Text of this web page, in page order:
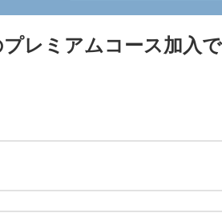
レミアムコース加入